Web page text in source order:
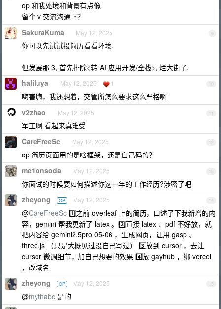
op 和我处境和背景有点像
留个 v 交流沟通下？
9
SakuraKuma May 12, 2025
你可以先试试投简历看看环境.
但发展那 3, 首先排除<转 AI 应用开发/全栈>, 烂大街了.
10
haliluya May 12, 2025 1
嗨害嗨，我还想着，交管所怎么要求这么严格啊
11
v2zhao May 12, 2025
军工啊 看起来真难受
12
CareFreeSc May 12, 2025
op 简历页面用的是啥框架，还是自己码的？
13
me1onsoda May 12, 2025
你面试的时候要如何描述你这一年的工作经历?涉密了吧
14
zheyong OP May 12, 2025
@CareFreeSc 1️⃣之前 overleaf 上的简历，口述了下我新增的内
容，gemini 帮我更新了 latex 。2️⃣直接 latex 、pdf 不好放，就
把内容给 gemini2.5pro 05-06 ，生成网页，让用 gasp 、
three.js （只是大概见过没自己写过） 3️⃣放到 cursor ，去让
cursor 微调细节，加自己想要的效果 4️⃣放 gayhub ，绑 vercel
，改域名
15
zheyong OP May 12, 2025
@mythabc 是的